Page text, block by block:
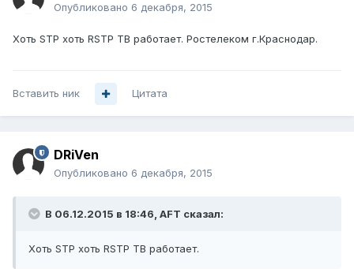
Опубликовано 6 декабря, 2015
Хоть STP хоть RSTP ТВ работает. Ростелеком г.Краснодар.
Вставить ник Цитата
DRiVen
Опубликовано 6 декабря, 2015
В 06.12.2015 в 18:46, AFT сказал:
Хоть STP хоть RSTP ТВ работает.